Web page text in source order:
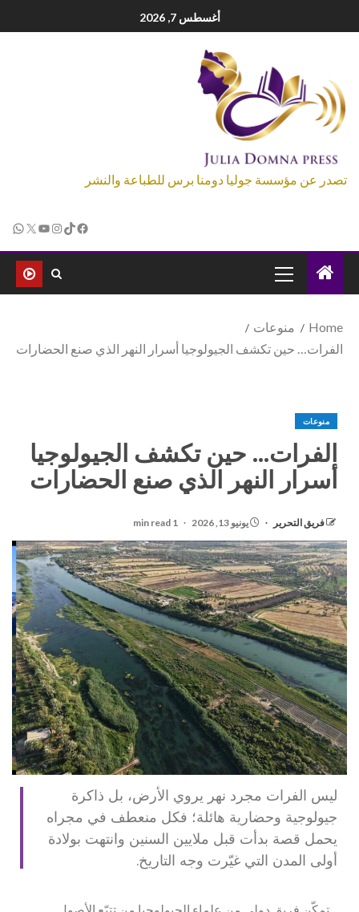
أغسطس 7, 2026
تصدر عن مؤسسة جوليا دومنا برس للطباعة والنشر
Home
منوعات
الفرات… حين تكشف الجيولوجيا أسرار النهر الذي صنع الحضارات
منوعات
الفرات… حين تكشف الجيولوجيا
أسرار النهر الذي صنع الحضارات
فريق التحرير يونيو 13, 2026 1 min read
ليس الفرات مجرد نهر يروي الأرض، بل ذاكرة
جيولوجية وحضارية هائلة؛ فكل منعطف في مجراه
يحمل قصة بدأت قبل ملايين السنين وانتهت بولادة
أولى المدن التي غيّرت وجه التاريخ.